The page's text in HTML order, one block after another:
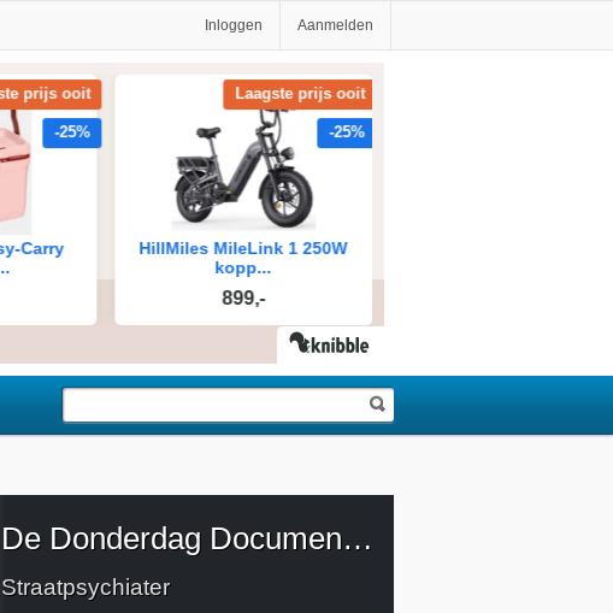
Inloggen Aanmelden
De Donderdag Documentaire
Straatpsychiater